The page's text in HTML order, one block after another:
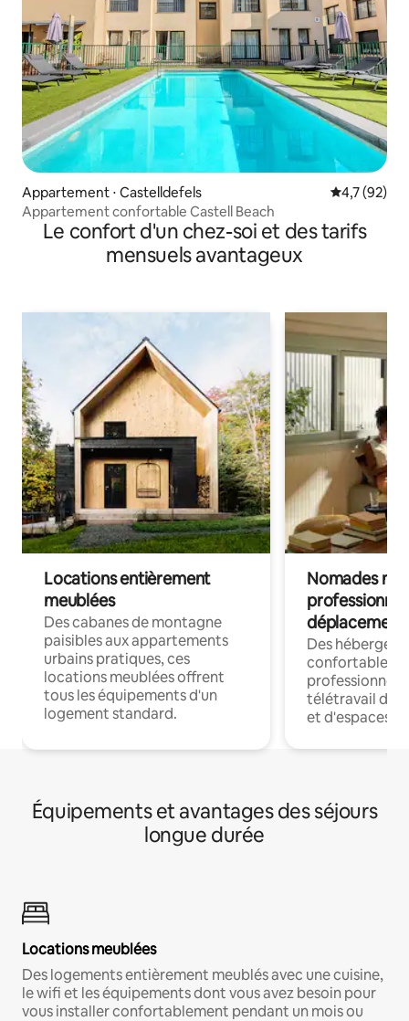
Appartement ⋅ Castelldefels Évaluation
4,7 (92)
Appartement confortable Castell Beach
Le confort d'un chez-soi et des tarifs
mensuels avantageux
Locations entièrement
meublées
Des cabanes de montagne
paisibles aux appartements
urbains pratiques, ces
locations meublées offrent
tous les équipements d'un
logement standard.
Nomades
déplacement
Des
confortables
professionnels
télétravail
et d'espaces
Équipements et avantages des séjours
longue durée
Locations meublées
Des logements entièrement meublés avec une cuisine,
le wifi et les équipements dont vous avez besoin pour
vous installer confortablement pendant un mois ou